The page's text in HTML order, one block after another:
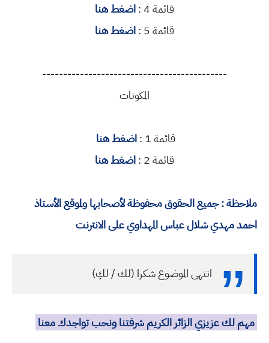
قائمة 4 :
اضغط هنا
قائمة 5 :
اضغط هنا
--------------------------------------------
المكونات
قائمة 1 :
اضغط هنا
قائمة 2 :
اضغط هنا
ملاحظة : جميع الحقوق محفوظة لأصحابها ولموقع الأستاذ
احمد مهدي شلال عباس المهداوي على الانترنت
انتهى الموضوع شكرا (لك / لكِ)
مهم لك عزيزي الزائر الكريم شرفتنا ونحب تواجدك معنا